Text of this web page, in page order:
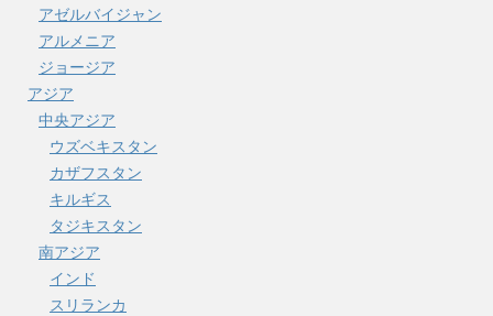
アゼルバイジャン
アルメニア
ジョージア
アジア
中央アジア
ウズベキスタン
カザフスタン
キルギス
タジキスタン
南アジア
インド
スリランカ